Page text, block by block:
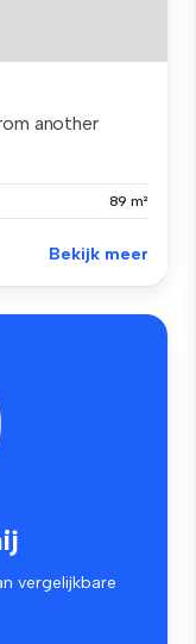
another
89 m²
Bekijk meer
vergelijkbare